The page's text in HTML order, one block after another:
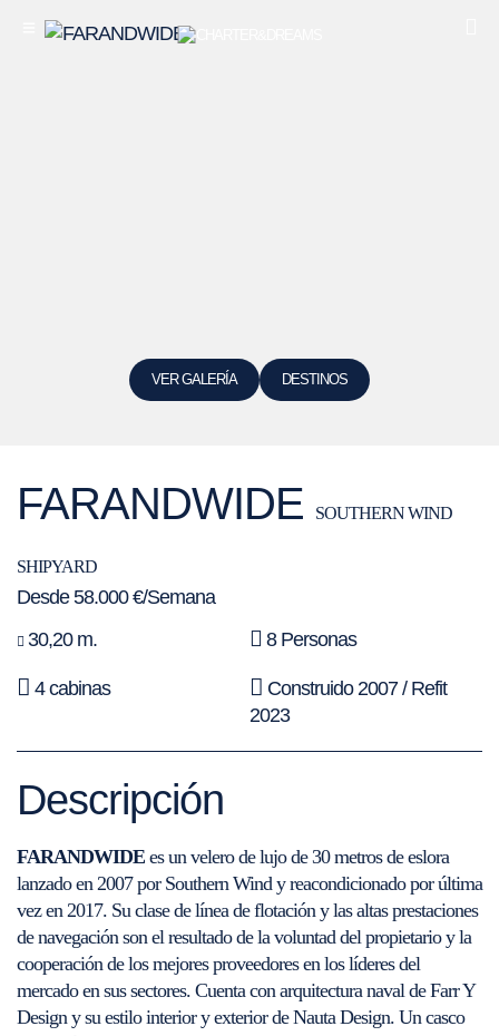
VER GALERÍA DESTINOS
FARANDWIDE SOUTHERN WIND
SHIPYARD
Desde 58.000 €/Semana
30,20 m.
8 Personas
4 cabinas
Construido 2007 / Refit
2023
Descripción
FARANDWIDE es un velero de lujo de 30 metros de eslora
lanzado en 2007 por Southern Wind y reacondicionado por última
vez en 2017. Su clase de línea de flotación y las altas prestaciones
de navegación son el resultado de la voluntad del propietario y la
cooperación de los mejores proveedores en los líderes del
mercado en sus sectores. Cuenta con arquitectura naval de Farr Y
Design y su estilo interior y exterior de Nauta Design. Un casco